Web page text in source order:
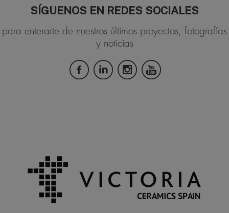
SÍGUENOS EN REDES SOCIALES
para enterarte de nuestros últimos proyectos, fotografías
y noticias